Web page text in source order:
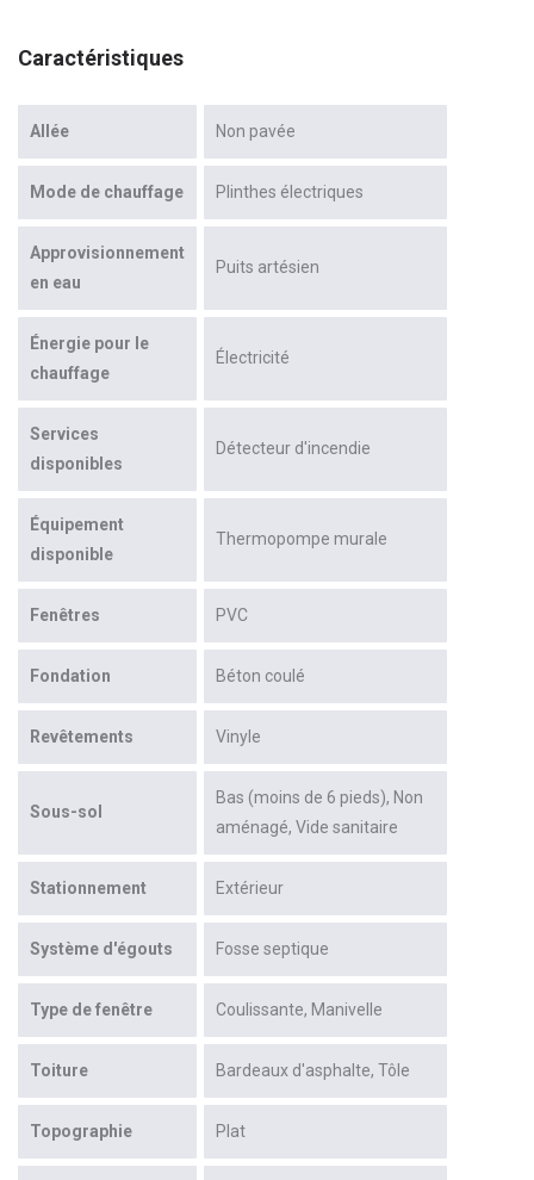
Caractéristiques
Allée Non pavée
Mode de chauffage Plinthes électriques
Approvisionnement
en eau
Puits artésien
Énergie pour le
chauffage
Électricité
Services
disponibles
Détecteur d'incendie
Équipement
disponible
Thermopompe murale
Fenêtres PVC
Fondation Béton coulé
Revêtements Vinyle
Sous-sol
Bas (moins de 6 pieds) Non
aménagé Vide sanitaire
Stationnement Extérieur
Système d'égouts Fosse septique
Type de fenêtre Coulissante Manivelle
Toiture Bardeaux d'asphalte Tôle
Topographie Plat